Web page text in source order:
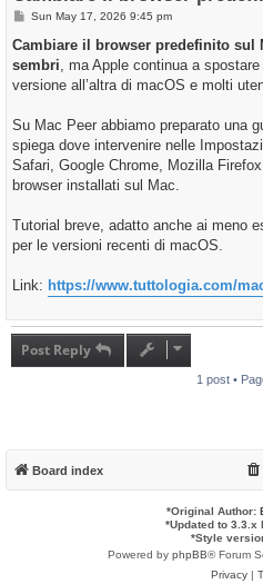
P
s
Sun May 17, 2026 9:45 pm
Cambiare il browser predefinito sul
sembri, ma Apple continua a
versione all’altra di macOS e molti
Su Mac Peer abbiamo preparato una
spiega dove intervenire nelle
Safari, Google Chrome, Mozilla
browser installati sul Mac.
Tutorial breve, adatto anche ai meno
per le versioni recenti di macOS.
Link: https://www.tuttologia.com/
Post Reply
1 post •
Board index
*Original Author:
*Updated to 3.3.x
*Style
Powered by phpBB® Forum
Privacy|